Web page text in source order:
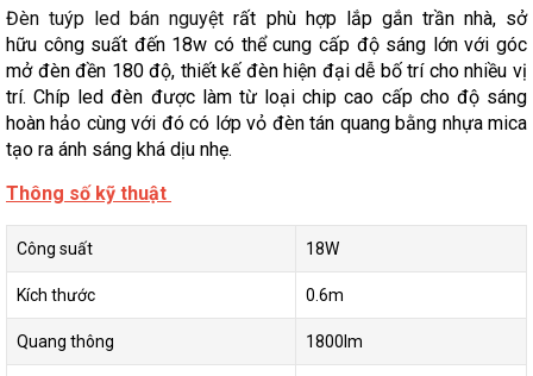
Đèn tuýp led bán nguyệt rất phù hợp lắp gắn trần nhà, sở
hữu công suất đến 18w có thể cung cấp độ sáng lớn với góc
mở đèn đền 180 độ, thiết kế đèn hiện đại dễ bố trí cho nhiều vị
trí. Chíp led đèn được làm từ loại chip cao cấp cho độ sáng
hoàn hảo cùng với đó có lớp vỏ đèn tán quang bằng nhựa mica
tạo ra ánh sáng khá dịu nhẹ.
Thông số kỹ thuật
Công suất 18W
Kích thước 0.6m
Quang thông 1800lm